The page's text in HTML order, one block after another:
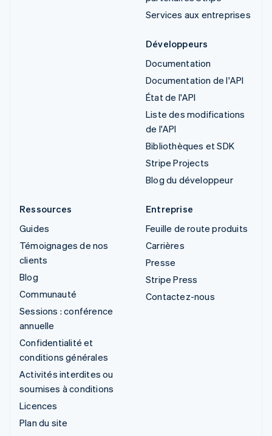
Services aux entreprises
Développeurs
Documentation
Documentation de l'API
État de l'API
Liste des modifications
de l'API
Bibliothèques et SDK
Stripe Projects
Blog du développeur
Ressources
Guides
Témoignages de nos
clients
Blog
Communauté
Sessions : conférence
annuelle
Confidentialité et
conditions générales
Activités interdites ou
soumises à conditions
Licences
Plan du site
Entreprise
Feuille de route produits
Carrières
Presse
Stripe Press
Contactez-nous